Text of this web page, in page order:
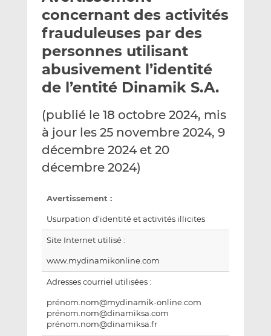
e
p
a
r
e
m
i
l
g
e
r
s
u
r
L
n
k
e
d
g
e
r
s
u
r
F
c
e
b
o
o
concernant des activités
frauduleuses par des
personnes utilisant
abusivement l’identité
de l’entité Dinamik S.A.
(publié le 18 octobre 2024, mis
à jour les 25 novembre 2024, 9
décembre 2024 et 20
décembre 2024)
Avertissement :
Usurpation d’identité et activités illicites
Site Internet utilisé :
www.mydinamikonline.com
Adresses courriel utilisées :
prénom.nom@mydinamik-online.com
prénom.nom@dinamiksa.com
prénom.nom@dinamiksa.fr